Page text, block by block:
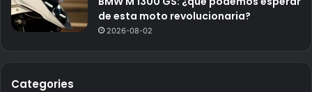
de esta moto revolucionaria?
2026-08-02
Categories